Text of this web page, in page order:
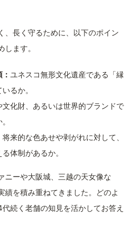
、長く守るために、以下のポイン
ます。
ユネスコ無形文化遺産である「縁
るか。
文化財、あるいは世界的ブランドで
将来的な色あせや剥がれに対して、
体制があるか。
ニーや大阪城、三越の天女像な
績を積み重ねてきました。どのよ
続く老舗の知見を活かしてお答え